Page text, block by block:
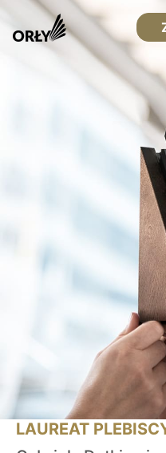
LAUREAT